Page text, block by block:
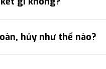
hủy như thế nào?